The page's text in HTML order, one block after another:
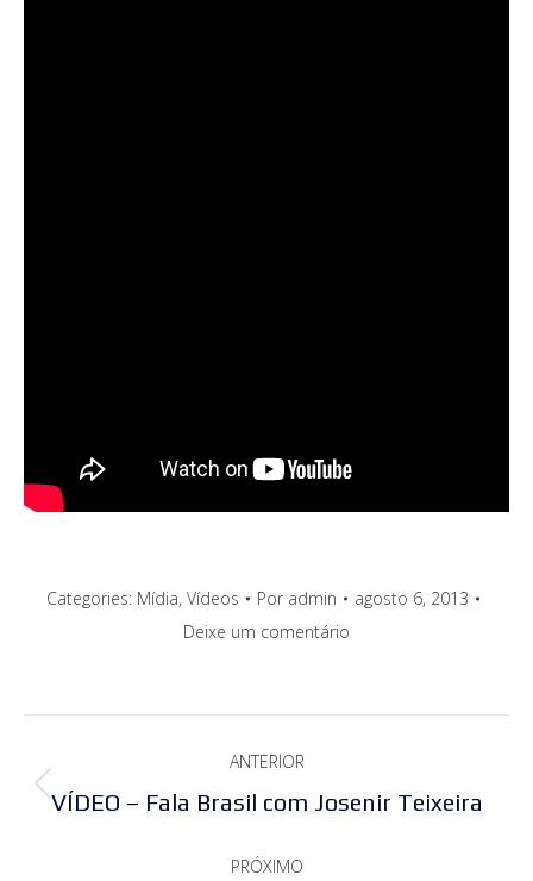
Categories: Mídia, Vídeos Por admin
agosto 6, 2013
Deixe um comentário
de
ANTERIOR
Post
VÍDEO – Fala Brasil com Josenir Teixeira
PRÓXIMO